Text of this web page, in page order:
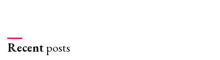
Recentposts